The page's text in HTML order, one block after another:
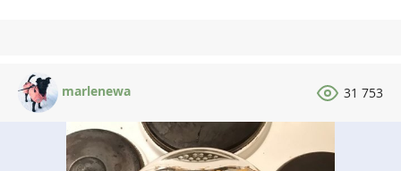
marlenewa 31 753